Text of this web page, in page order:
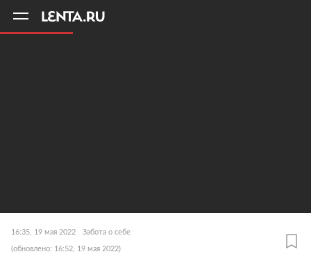
16:35, 19 мая 2022 Забота о себе
(обновлено: 16:52, 19 мая 2022)